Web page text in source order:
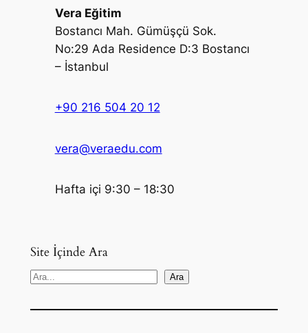
Vera Eğitim
Bostancı Mah. Gümüşçü Sok.
No:29 Ada Residence D:3 Bostancı
– İstanbul
+90 216 504 20 12
vera@veraedu.com
Hafta içi 9:30 – 18:30
Site İçinde Ara
S
a
Ara